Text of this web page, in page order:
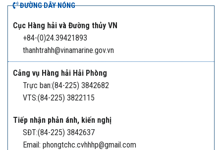
ĐƯỜNG DÂY NÓNG
Cục Hàng hải và Đường thủy VN
+84-(0)24.39421893
thanhtrahh@vinamarine.gov.vn
Cảng vụ Hàng hải Hải Phòng
Trực ban:(84-225) 3842682
VTS:(84-225) 3822115
Tiếp nhận phản ánh, kiến nghị
SĐT:(84-225) 3842637
Email: phongtchc.cvhhhp@gmail.com